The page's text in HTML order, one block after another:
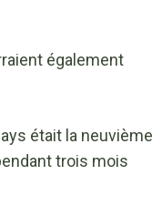
également
était la neuvième
trois mois